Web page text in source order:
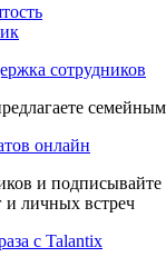
сотрудников
онлайн
и
и личных встреч
с Talantix